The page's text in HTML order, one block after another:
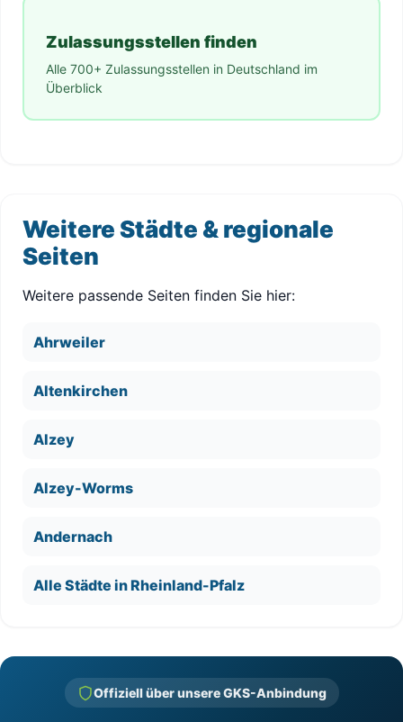
Zulassungsstellen finden
Alle 700+ Zulassungsstellen in Deutschland im
Überblick
Weitere Städte & regionale
Seiten
Weitere passende Seiten finden Sie hier:
Ahrweiler
Altenkirchen
Alzey
Alzey-Worms
Andernach
Alle Städte in Rheinland-Pfalz
Offiziell über unsere GKS-Anbindung